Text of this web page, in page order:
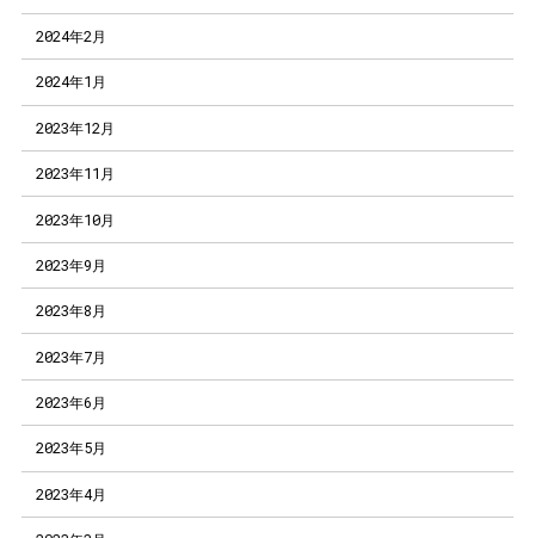
2024年2月
2024年1月
2023年12月
2023年11月
2023年10月
2023年9月
2023年8月
2023年7月
2023年6月
2023年5月
2023年4月